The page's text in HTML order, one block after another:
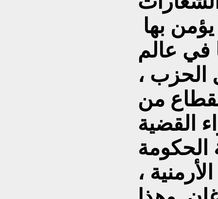
بها
في عالم
الحزب ،
من
القضية
الحكومة
،